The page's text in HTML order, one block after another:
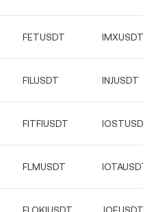
FETUSDT IMXUSDT
FILUSDT INJUSDT
FITFIUSDT IOSTUSDT
FLMUSDT IOTAUSDT